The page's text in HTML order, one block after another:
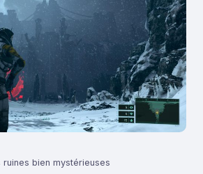
ruines bien mystérieuses